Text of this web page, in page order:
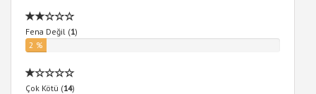
Fena Değil (1)
2 %
Çok Kötü (14)